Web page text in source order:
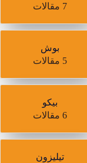
7 مقالات
بوش
5 مقالات
بيكو
6 مقالات
تيليزون